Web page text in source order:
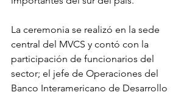
La ceremonia se realizó en la sede
central del MVCS y contó con la
participación de funcionarios del
sector; el jefe de Operaciones del
Banco Interamericano de Desarrollo